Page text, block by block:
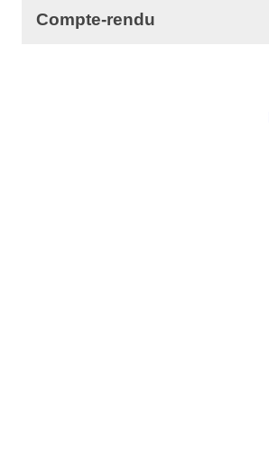
Compte-rendu